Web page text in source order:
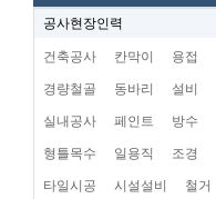
공사현장인력
건축공사 칸막이 용접
경량철골 동바리 설비
실내공사 페인트 방수
형틀목수 일용직 조경
타일시공 시설설비 철거